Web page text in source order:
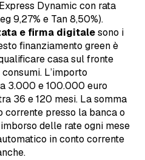
Dynamic con rata
9,27% e Tan 8,50%).
e firma digitalesono i
finanziamento green è
casa sul fronte
L’importo
3.000 e 100.000 euro
36 e 120 mesi. La somma
corrente presso la banca o
delle rate ogni mese
in conto corrente